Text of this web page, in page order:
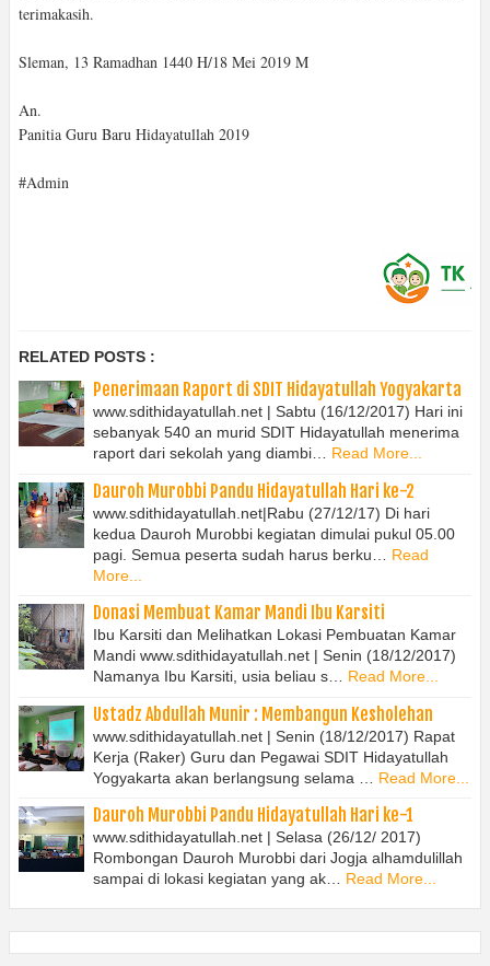
terimakasih.
Sleman, 13 Ramadhan 1440 H/18 Mei 2019 M
An.
Panitia Guru Baru Hidayatullah 2019
#Admin
RELATED POSTS :
Penerimaan Raport di SDIT Hidayatullah Yogyakarta
www.sdithidayatullah.net | Sabtu (16/12/2017) Hari ini
sebanyak 540 an murid SDIT Hidayatullah menerima
raport dari sekolah yang diambi… Read More...
Dauroh Murobbi Pandu Hidayatullah Hari ke-2
www.sdithidayatullah.net|Rabu (27/12/17) Di hari
kedua Dauroh Murobbi kegiatan dimulai pukul 05.00
pagi. Semua peserta sudah harus berku…
Read
More...
Donasi Membuat Kamar Mandi Ibu Karsiti
Ibu Karsiti dan Melihatkan Lokasi Pembuatan Kamar
Mandi www.sdithidayatullah.net | Senin (18/12/2017)
Namanya Ibu Karsiti, usia beliau s… Read More...
Ustadz Abdullah Munir : Membangun Kesholehan
www.sdithidayatullah.net | Senin (18/12/2017) Rapat
Kerja (Raker) Guru dan Pegawai SDIT Hidayatullah
Yogyakarta akan berlangsung selama …
Read More...
Dauroh Murobbi Pandu Hidayatullah Hari ke-1
www.sdithidayatullah.net | Selasa (26/12/ 2017)
Rombongan Dauroh Murobbi dari Jogja alhamdulillah
sampai di lokasi kegiatan yang ak… Read More...